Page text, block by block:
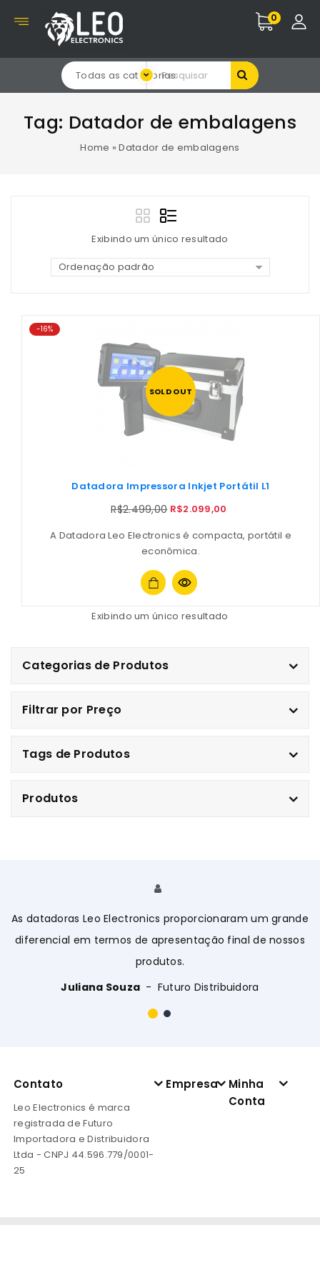
0
Todas as categorias
Tag: Datador de embalagens
Home »Datador de embalagens
Exibindo um único resultado
Ordenação padrão
SOLD OUT
-16%
Datadora Impressora Inkjet Portátil L1
R$2.499,00 R$2.099,00
A Datadora Leo Electronics é compacta, portátil e
econômica.
Exibindo um único resultado
Categorias de Produtos
Filtrar por Preço
Tags de Produtos
Produtos
As datadoras Leo Electronics proporcionaram um grande
diferencial em termos de apresentação final de nossos
produtos.
Juliana Souza
Futuro Distribuidora
Contato
Leo Electronics é marca
registrada de Futuro
Importadora e Distribuidora
Ltda - CNPJ 44.596.779/0001-
25
Empresa
Minha
Conta